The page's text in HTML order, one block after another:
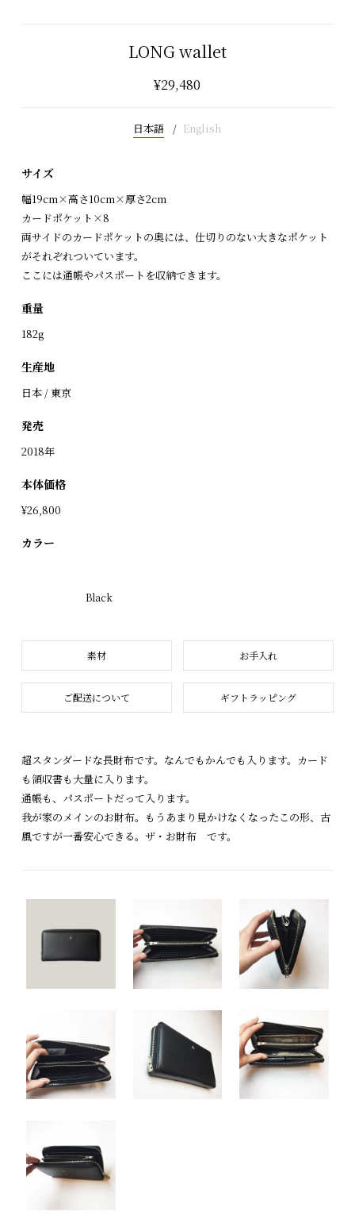
LONG wallet
¥29,480
日本語 English
サイズ
幅19cm×高さ10cm×厚さ2cm
カードポケット×8
両サイドのカードポケットの奥には、仕切りのない大きなポケット
がそれぞれついています。
ここには通帳やパスポートを収納できます。
重量
182g
生産地
日本 / 東京
発売
2018年
本体価格
¥26,800
カラー
Black
素材 お手入れ
ご配送について ギフトラッピング
超スタンダードな長財布です。なんでもかんでも入ります。カード
も領収書も大量に入ります。
通帳も、パスポートだって入ります。
我が家のメインのお財布。もうあまり見かけなくなったこの形、古
風ですが一番安心できる。ザ・お財布 です。